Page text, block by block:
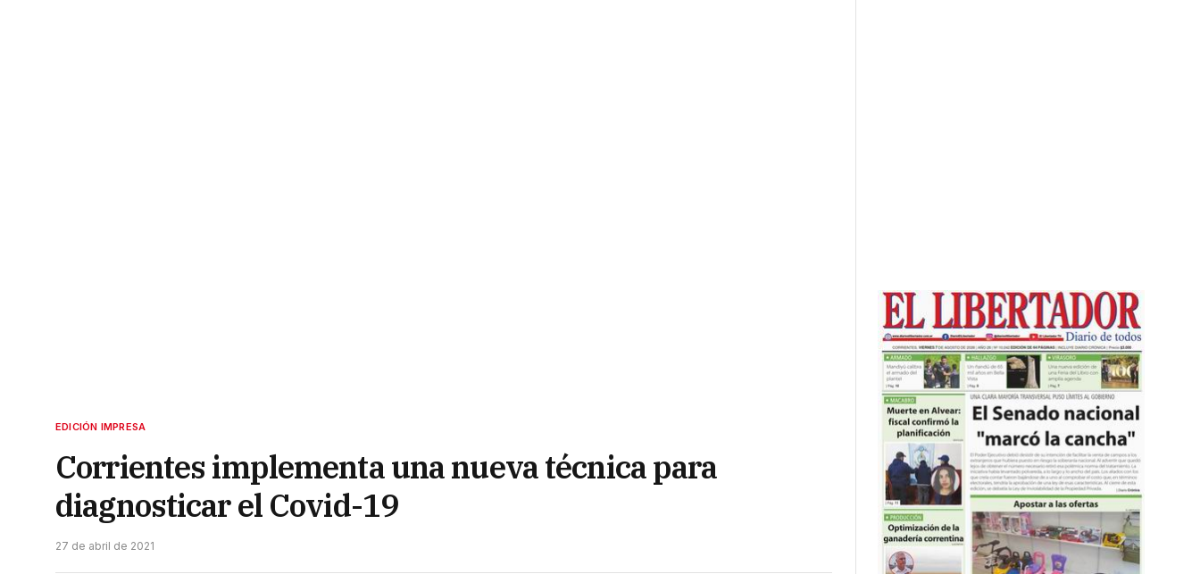
EDICIÓN IMPRESA
Corrientes implementa una nueva técnica para
diagnosticar el Covid-19
27 de abril de 2021